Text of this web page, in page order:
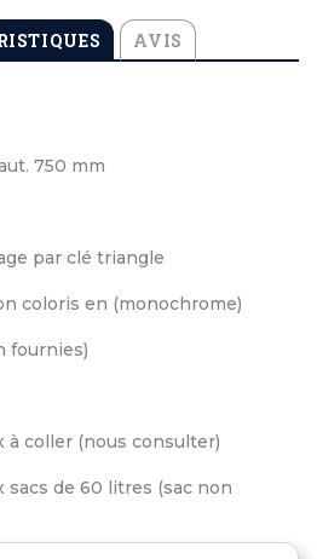
AVIS
750 mm
par clé triangle
coloris en (monochrome)
fournies)
à coller (nous consulter)
sacs de 60 litres (sac non